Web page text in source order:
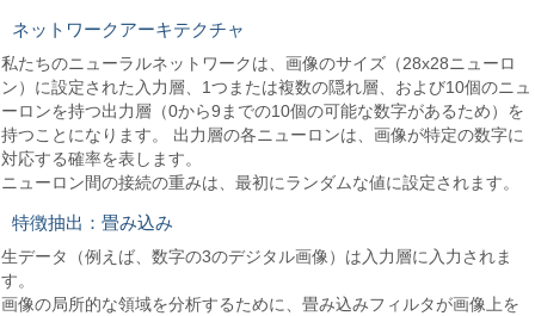
ネットワークアーキテクチャ
私たちのニューラルネットワークは、画像のサイズ（28x28ニューロ
ン）に設定された入力層、1つまたは複数の隠れ層、および10個のニュ
ーロンを持つ出力層（0から9までの10個の可能な数字があるため）を
持つことになります。 出力層の各ニューロンは、画像が特定の数字に
対応する確率を表します。
ニューロン間の接続の重みは、最初にランダムな値に設定されます。
特徴抽出：畳み込み
生データ（例えば、数字の3のデジタル画像）は入力層に入力されま
す。
画像の局所的な領域を分析するために、畳み込みフィルタが画像上を